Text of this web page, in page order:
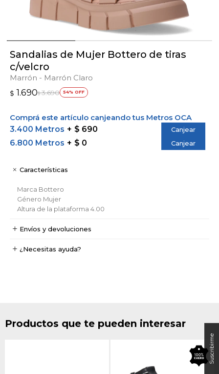
Sandalias de Mujer Bottero de tiras
c/velcro
Marrón - Marrón Claro
$ 1.690$ 3.690 54
Comprá este artículo canjeando tus Metros OCA
3.400 Metros
$ 690 Canjear
6.800 Metros $ 0 Canjear
Características
Marca Bottero
Género Mujer
Altura de la plataforma 4.00
Envíos y devoluciones
¿Necesitas ayuda?
Productos que te pueden interesar